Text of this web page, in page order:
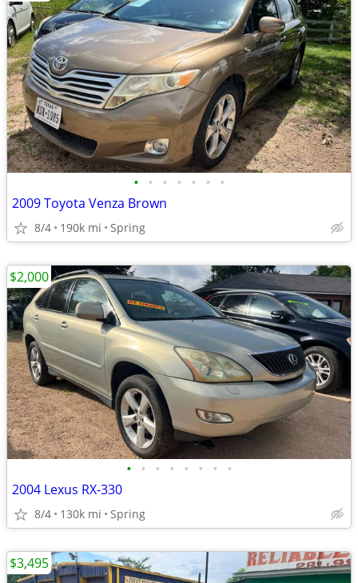
• • • • • • •
2009 Toyota Venza Brown
8/4 190k mi Spring
• • • • • • • •
2004 Lexus RX-330
8/4 130k mi Spring
$2,000
$3,495